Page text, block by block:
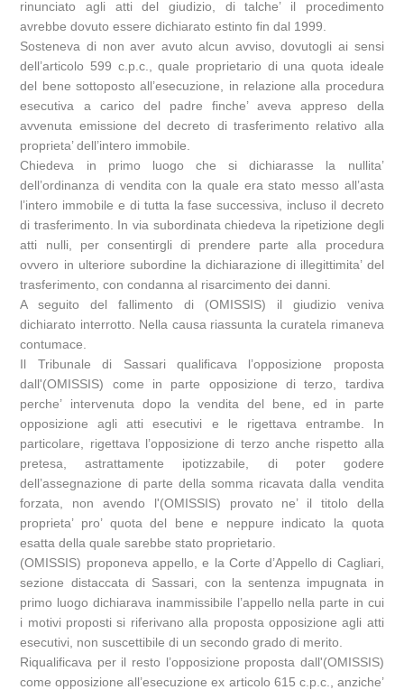
rinunciato agli atti del giudizio, di talche’ il procedimento
avrebbe dovuto essere dichiarato estinto fin dal 1999.
Sosteneva di non aver avuto alcun avviso, dovutogli ai sensi
dell’articolo 599 c.p.c., quale proprietario di una quota ideale
del bene sottoposto all’esecuzione, in relazione alla procedura
esecutiva a carico del padre finche’ aveva appreso della
avvenuta emissione del decreto di trasferimento relativo alla
proprieta’ dell’intero immobile.
Chiedeva in primo luogo che si dichiarasse la nullita’
dell’ordinanza di vendita con la quale era stato messo all’asta
l’intero immobile e di tutta la fase successiva, incluso il decreto
di trasferimento. In via subordinata chiedeva la ripetizione degli
atti nulli, per consentirgli di prendere parte alla procedura
ovvero in ulteriore subordine la dichiarazione di illegittimita’ del
trasferimento, con condanna al risarcimento dei danni.
A seguito del fallimento di (OMISSIS) il giudizio veniva
dichiarato interrotto. Nella causa riassunta la curatela rimaneva
contumace.
Il Tribunale di Sassari qualificava l’opposizione proposta
dall'(OMISSIS) come in parte opposizione di terzo, tardiva
perche’ intervenuta dopo la vendita del bene, ed in parte
opposizione agli atti esecutivi e le rigettava entrambe. In
particolare, rigettava l’opposizione di terzo anche rispetto alla
pretesa, astrattamente ipotizzabile, di poter godere
dell’assegnazione di parte della somma ricavata dalla vendita
forzata, non avendo l'(OMISSIS) provato ne’ il titolo della
proprieta’ pro’ quota del bene e neppure indicato la quota
esatta della quale sarebbe stato proprietario.
(OMISSIS) proponeva appello, e la Corte d’Appello di Cagliari,
sezione distaccata di Sassari, con la sentenza impugnata in
primo luogo dichiarava inammissibile l’appello nella parte in cui
i motivi proposti si riferivano alla proposta opposizione agli atti
esecutivi, non suscettibile di un secondo grado di merito.
Riqualificava per il resto l’opposizione proposta dall'(OMISSIS)
come opposizione all’esecuzione ex articolo 615 c.p.c., anziche’